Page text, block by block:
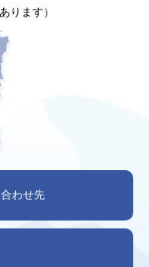
ります）
わせ先